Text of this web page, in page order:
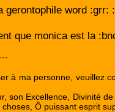
gerontophile word :grr:
que monica est la
à ma personne, veuillez
son Excellence, Divinité
choses, Ô puissant esprit